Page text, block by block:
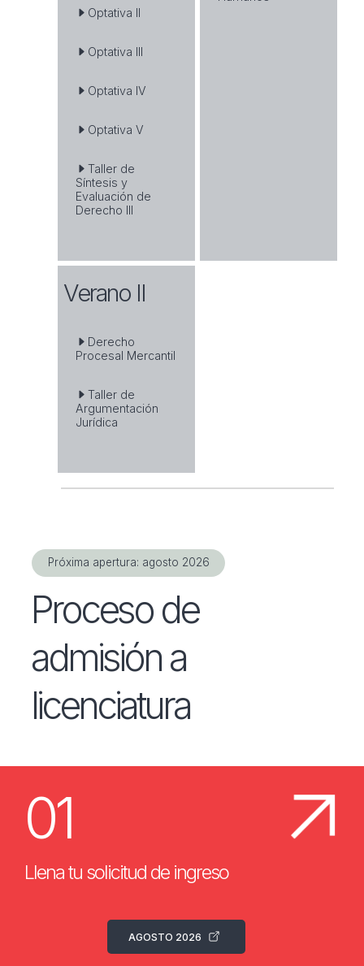
Optativa II
Optativa III
Optativa IV
Optativa V
Taller de
Síntesis y
Evaluación de
Derecho III
Verano II
Derecho
Procesal Mercantil
Taller de
Argumentación
Jurídica
Próxima apertura: agosto 2026
Proceso de
admisión a
licenciatura
01
Llena tu solicitud de ingreso
AGOSTO 2026